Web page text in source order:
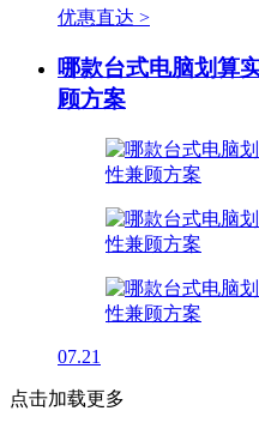
优惠直达 >
哪款台式电脑划算
顾方案
07.21
点击加载更多